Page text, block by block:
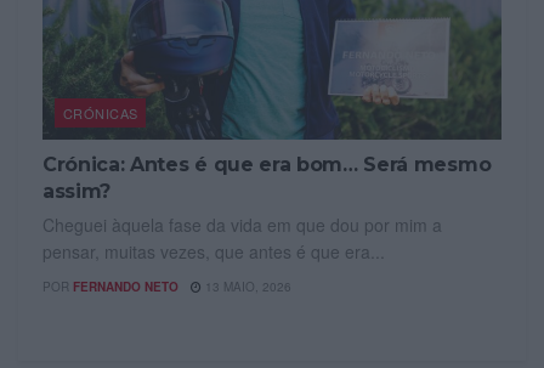
CRÓNICAS
Crónica: Antes é que era bom… Será mesmo
assim?
Cheguei àquela fase da vida em que dou por mim a
pensar, muitas vezes, que antes é que era...
POR FERNANDO NETO 13 MAIO, 2026